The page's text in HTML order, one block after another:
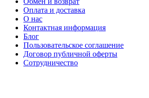
Оплата и доставка
О нас
Контактная информация
Блог
Пользовательское соглашение
Договор публичной оферты
Сотрудничество